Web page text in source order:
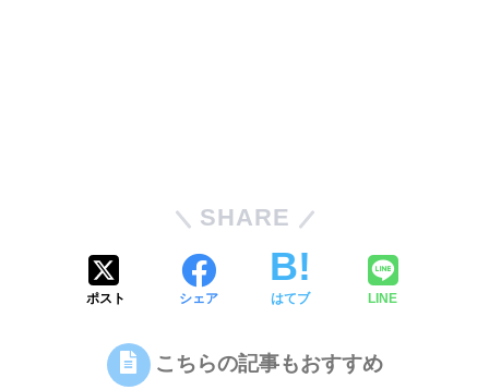
SHARE
ポスト シェア はてブ LINE
こちらの記事もおすすめ